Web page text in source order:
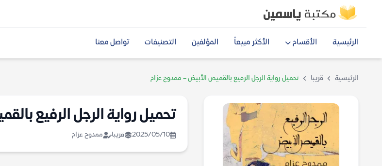
الرئيسية الأقسام الأكثر مبيعاً المؤلفين التصنيفات تواصل معنا
الرئيسية قريبا تحميل رواية الرجل الرفيع بالقميص الأبيض – ممدوح عزام
تحميل رواية الرجل الرفيع
2025/05/10 قريبا ممدوح عزام